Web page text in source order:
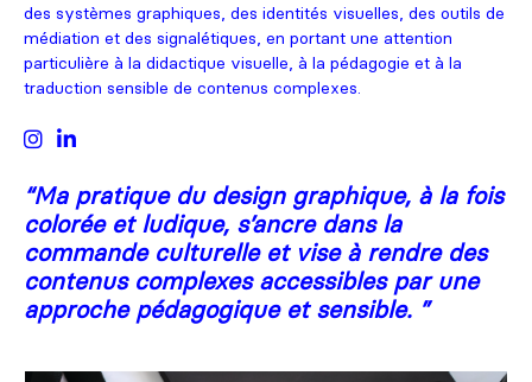
des systèmes graphiques, des identités visuelles, des outils de
médiation et des signalétiques, en portant une attention
particulière à la didactique visuelle, à la pédagogie et à la
traduction sensible de contenus complexes.
“Ma pratique du design graphique, à la fois
colorée et ludique, s’ancre dans la
commande culturelle et vise à rendre des
contenus complexes accessibles par une
approche pédagogique et sensible. ”